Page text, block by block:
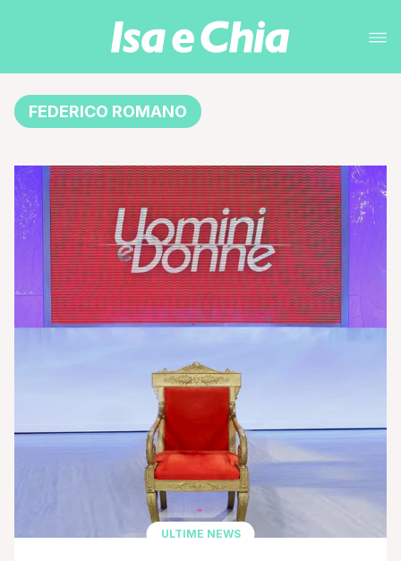
FEDERICO ROMANO
ULTIME NEWS